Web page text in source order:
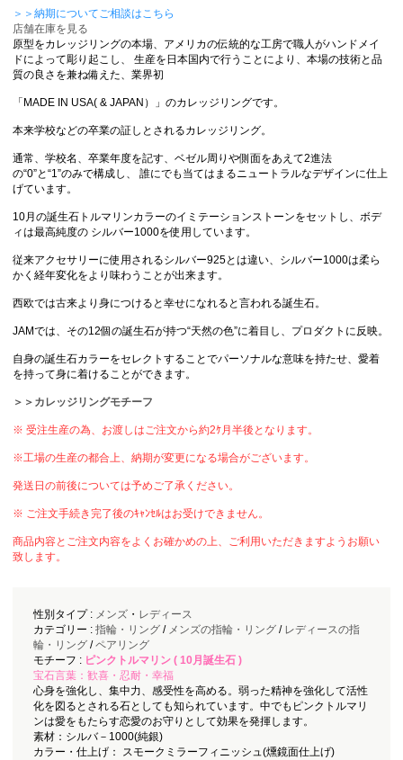
＞＞納期についてご相談はこちら
店舗在庫を見る
原型をカレッジリングの本場、アメリカの伝統的な工房で職人がハンドメイ
ドによって彫り起こし、 生産を日本国内で行うことにより、本場の技術と品
質の良さを兼ね備えた、業界初
「MADE IN USA( & JAPAN）」のカレッジリングです。
本来学校などの卒業の証しとされるカレッジリング。
通常、学校名、卒業年度を記す、ベゼル周りや側面をあえて2進法
の“0”と“1”のみで構成し、 誰にでも当てはまるニュートラルなデザインに仕上
げています。
10月の誕生石トルマリンカラーのイミテーションストーンをセットし、ボデ
ィは最高純度の シルバー1000を使用しています。
従来アクセサリーに使用されるシルバー925とは違い、シルバー1000は柔ら
かく経年変化をより味わうことが出来ます。
西欧では古来より身につけると幸せになれると言われる誕生石。
JAMでは、その12個の誕生石が持つ“天然の色”に着目し、プロダクトに反映。
自身の誕生石カラーをセレクトすることでパーソナルな意味を持たせ、愛着
を持って身に着けることができます。
＞＞カレッジリングモチーフ
※ 受注生産の為、お渡しはご注文から約2ｹ月半後となります。
※工場の生産の都合上、納期が変更になる場合がございます。
発送日の前後については予めご了承ください。
※ ご注文手続き完了後のｷｬﾝｾﾙはお受けできません。
商品内容とご注文内容をよくお確かめの上、ご利用いただきますようお願い
致します。
性別タイプ : メンズ・ レディース
カテゴリー : 指輪・リング/ メンズの指輪・リング/ レディースの指
輪・リング/ペアリング
モチーフ : ピンクトルマリン ( 10月誕生石 )
宝石言葉：歓喜・忍耐・幸福
心身を強化し、集中力、感受性を高める。弱った精神を強化して活性
化を図るとされる石としても知られています。中でもピンクトルマリ
ンは愛をもたらす恋愛のお守りとして効果を発揮します。
素材：シルバ－1000(純銀)
カラー・仕上げ： スモークミラーフィニッシュ(燻鏡面仕上げ)